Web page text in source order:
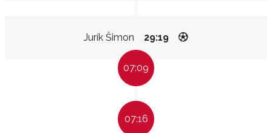
Jurík Šimon 29:19
07:09
07:16